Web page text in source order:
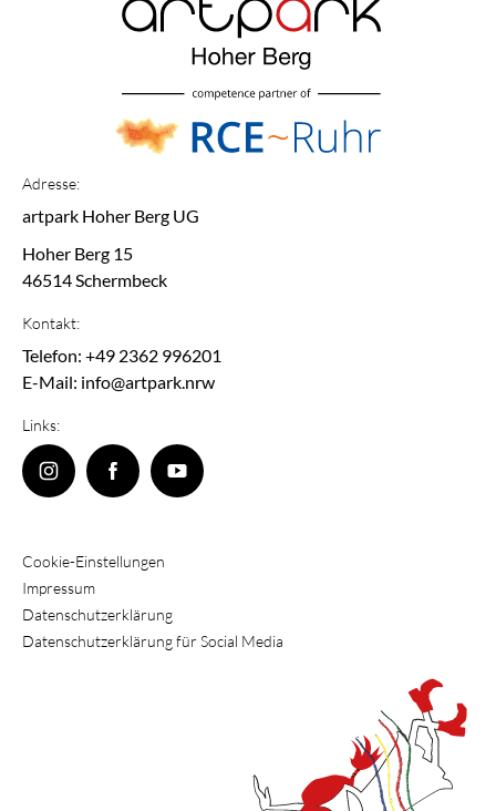
Adresse:
artpark Hoher Berg UG
Hoher Berg 15
46514 Schermbeck
Kontakt:
Telefon: +49 2362 996201
E-Mail: info@artpark.nrw
Links:
Cookie-Einstellungen
Impressum
Datenschutzerklärung
Datenschutzerklärung für Social Media